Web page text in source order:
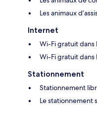
Les animaux
Internet
Wi-Fi gratuit dans
Wi-Fi gratuit dans
Stationnement
Stationnement
Le stationnement